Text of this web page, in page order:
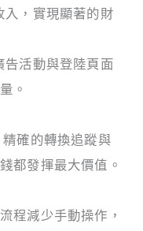
，實現顯著的財
告活動與登陸頁面
。
精確的轉換追蹤與
都發揮最大價值。
程減少手動操作，